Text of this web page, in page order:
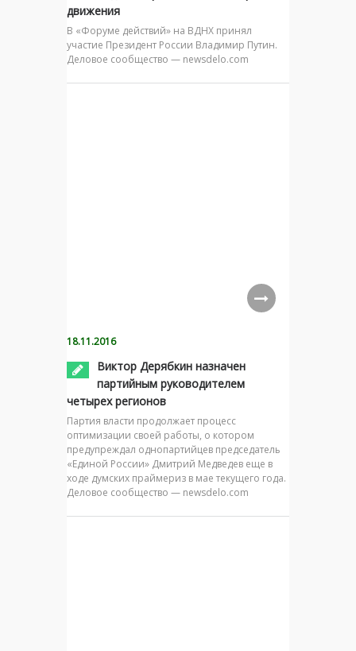
движения
В «Форуме действий» на ВДНХ принял
участие Президент России Владимир Путин.
Деловое сообщество — newsdelo.com
18.11.2016
Виктор Дерябкин назначен
партийным руководителем
четырех регионов
Партия власти продолжает процесс
оптимизации своей работы, о котором
предупреждал однопартийцев председатель
«Единой России» Дмитрий Медведев еще в
ходе думских праймериз в мае текущего года.
Деловое сообщество — newsdelo.com